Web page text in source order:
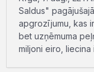
Saldus"
apgrozījumu, kas
bet uzņēmuma
miljoni eiro, liecina